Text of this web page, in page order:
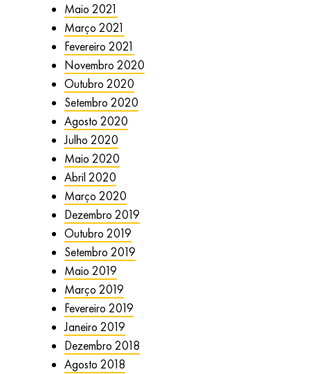
Maio 2021
Março 2021
Fevereiro 2021
Novembro 2020
Outubro 2020
Setembro 2020
Agosto 2020
Julho 2020
Maio 2020
Abril 2020
Março 2020
Dezembro 2019
Outubro 2019
Setembro 2019
Maio 2019
Março 2019
Fevereiro 2019
Janeiro 2019
Dezembro 2018
Agosto 2018